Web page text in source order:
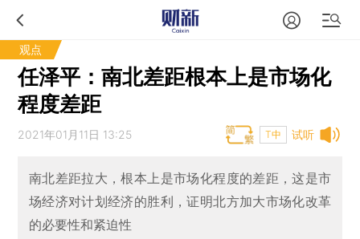
观点
任泽平：南北差距根本上是市场化
程度差距
试听
2021年01月11日 13:25 T中
南北差距拉大，根本上是市场化程度的差距，这是市
场经济对计划经济的胜利，证明北方加大市场化改革
的必要性和紧迫性